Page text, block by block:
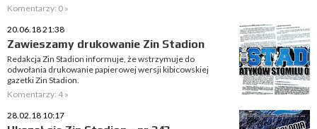
Komentarzy: 0 »
20.06.18 21:38
Zawieszamy drukowanie Zin Stadion
Redakcja Zin Stadion informuje, że wstrzymuje do
odwołania drukowanie papierowej wersji kibicowskiej
gazetki Zin Stadion.
Komentarzy: 4 »
28.02.18 10:17